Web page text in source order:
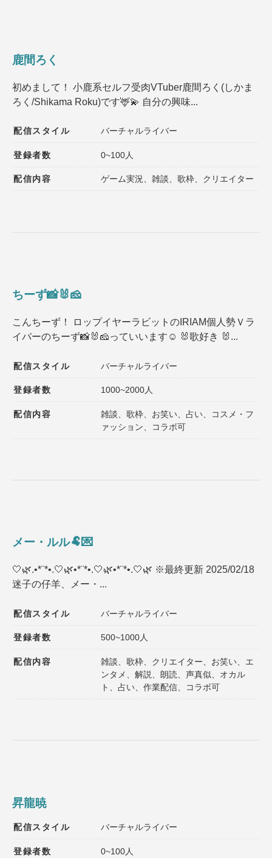
鹿間ろく
初めまして！ 小鹿系セルフ受肉VTuber鹿間ろく(しかま
ろく/Shikama Roku)です🦌💫 自分の興味...
配信スタイル バーチャルライバー
登録者数 0~100人
配信内容 ゲーム実況、雑談、歌枠、クリエイター
ちーず📸🐰🧀
こんちーず！ ロップイヤーラビットのIRIAM個人勢Ｖラ
イバーのちーず📸🐰🧀っていいます☺️ 🐰歌好き 🐰...
配信スタイル バーチャルライバー
登録者数 1000~2000人
配信内容
雑談、歌枠、お笑い、占い、コスメ・フ
ァッション、コラボ可
メー・ルル🐏💌
🤍🌿.•*¨*•.🤍🌿•*¨*•.🤍🌿•*¨*•.🤍🌿 ※最終更新 2025/02/18
迷子の仔羊、メー・...
配信スタイル バーチャルライバー
登録者数 500~1000人
配信内容
雑談、歌枠、クリエイター、お笑い、エ
ンタメ、解説、朗読、声真似、オカル
ト、占い、作業配信、コラボ可
昇龍暁
配信スタイル バーチャルライバー
登録者数 0~100人